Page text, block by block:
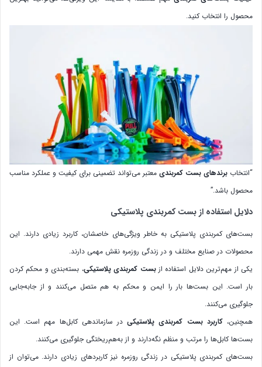
محصول را انتخاب کنید.
“انتخاب برندهای بست کمربندی معتبر می‌تواند تضمینی برای کیفیت و عملکرد مناسب
محصول باشد.”
دلایل استفاده از بست کمربندی پلاستیکی
بست‌های کمربندی پلاستیکی به خاطر ویژگی‌های خاصشان، کاربرد زیادی دارند. این
محصولات در صنایع مختلف و در زندگی روزمره نقش مهمی دارند.
یکی از مهم‌ترین دلایل استفاده ازبست کمربندی پلاستیکی، بسته‌بندی و محکم کردن
بار است. این بست‌ها بار را ایمن و محکم به هم متصل می‌کنند و از جابه‌جایی
جلوگیری می‌کنند.
همچنین،کاربرد بست کمربندی پلاستیکیدر سازماندهی کابل‌ها مهم است. این
بست‌ها کابل‌ها را مرتب و منظم نگه‌دارند و از به‌هم‌ریختگی جلوگیری می‌کنند.
بست‌های کمربندی پلاستیکی در زندگی روزمره نیز کاربردهای زیادی دارند. می‌توان از